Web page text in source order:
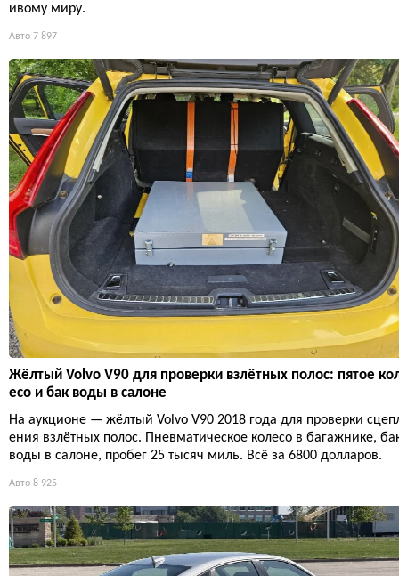
ивому миру.
Авто 7 897
Жёлтый Volvo V90 для проверки взлётных полос: пятое
есо и бак воды в салоне
На аукционе — жёлтый Volvo V90 2018 года для проверки
ения взлётных полос. Пневматическое колесо в багажнике,
воды в салоне, пробег 25 тысяч миль. Всё за 6800 долларов.
Авто 8 925